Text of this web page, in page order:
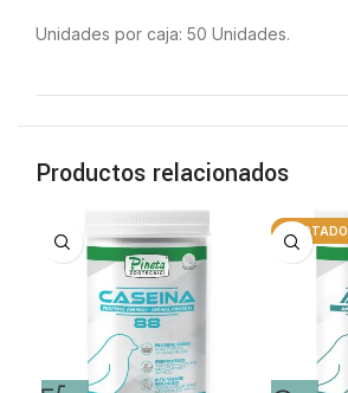
Unidades por caja: 50 Unidades.
Productos relacionados
AGOTADO